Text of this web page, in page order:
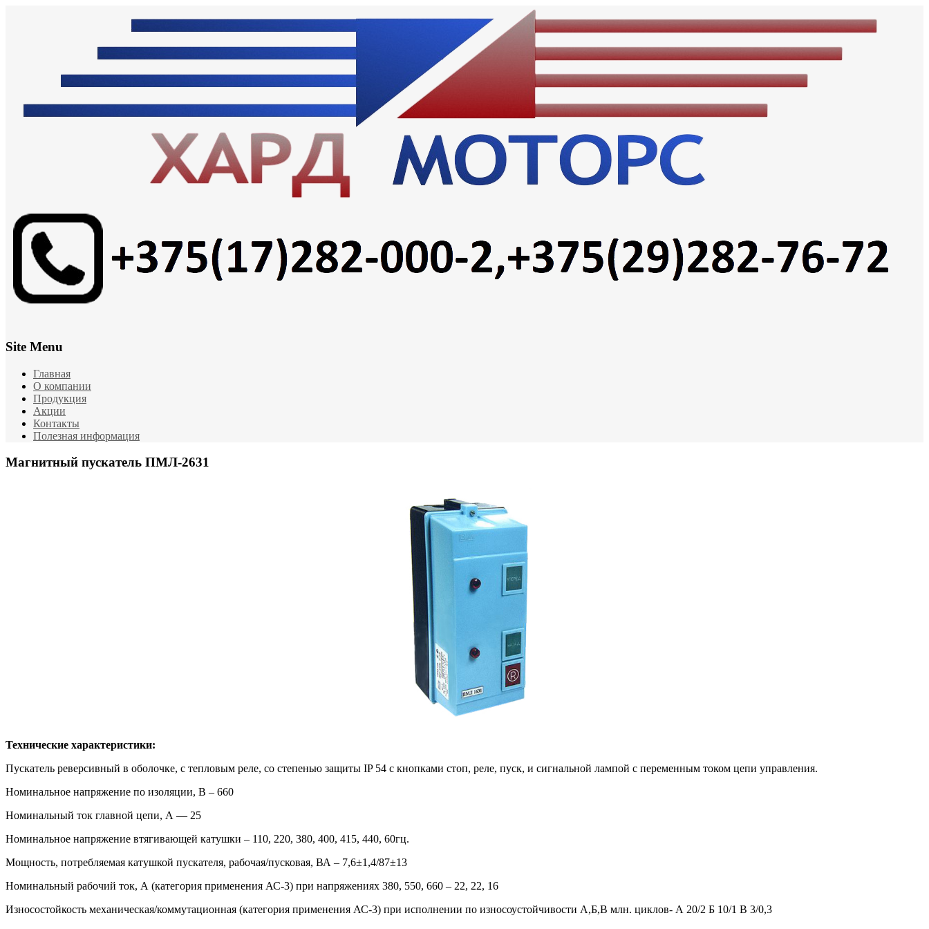
Site Menu
Главная
О компании
Продукция
Акции
Контакты
Полезная информация
Магнитный пускатель ПМЛ-2631
Технические характеристики:
Пускатель реверсивный в оболочке, с тепловым реле, со степенью защиты IP 54 с кнопками стоп, реле, пуск, и сигнальной лампой c переменным током цепи управления.
Номинальное напряжение по изоляции, В – 660
Номинальный ток главной цепи, А — 25
Номинальное напряжение втягивающей катушки – 110, 220, 380, 400, 415, 440, 60гц.
Мощность, потребляемая катушкой пускателя, рабочая/пусковая, ВА – 7,6±1,4/87±13
Номинальный рабочий ток, А (категория применения АС-3) при напряжениях 380, 550, 660 – 22, 22, 16
Износостойкость механическая/коммутационная (категория применения АС-3) при исполнении по износоустойчивости А,Б,В млн. циклов- А 20/2 Б 10/1 В 3/0,3